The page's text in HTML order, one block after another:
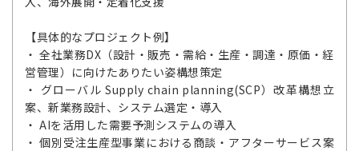
【具体的なプロジェクト例】
・ 全社業務DX（設計・販売・需給・生産・調達・原価・経
営管理）に向けたありたい姿構想策定
・ グローバル Supply chain planning(SCP）改革構想立
案、新業務設計、システム選定・導入
・ AIを活用した需要予測システムの導入
・ 個別受注生産型事業における商談・アフターサービス案